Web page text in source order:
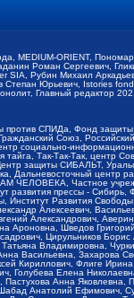
MEDIUM-ORIENT,
Роман Сергеевич,
Рубин Михаил
Юрьевич, Istories
Главный редактор
СПИДа, Фонд
Союз,
социально-
Так-Так-Так, центр
защиты СИБАЛЬТ,
Дальневосточный центр
ЧЕЛОВЕКА, Частное
прессы - Сибирь,
Институт Развития
Алексеевич,
Александрович,
Шведов
Цирульников
Владимировна,
Васильевна, Захарова
Кириллович, Флиге
Елена
Анна
Анатолий Ефимович,